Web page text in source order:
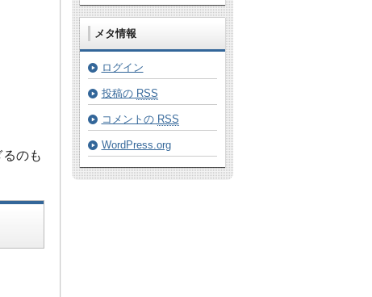
のも
メタ情報
ログイン
投稿の RSS
コメントの RSS
WordPress.org